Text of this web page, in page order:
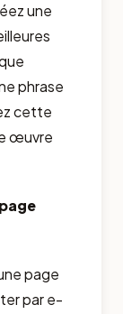
une
phrase
cette
œuvre
page
par e-